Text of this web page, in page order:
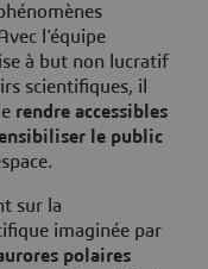
l’équipe
à but non lucratif
scientifiques, il
rendre accessibles
le public
sur la
imaginée par
polaires